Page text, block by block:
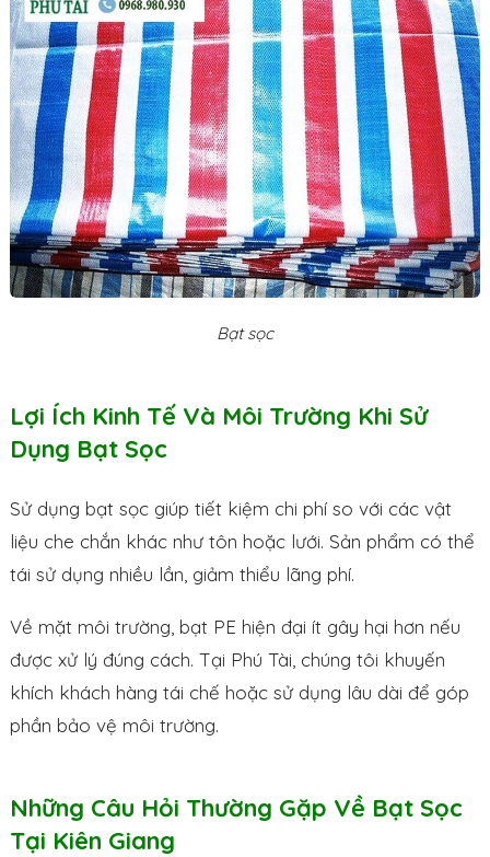
Bạt sọc
Lợi Ích Kinh Tế Và Môi Trường Khi Sử
Dụng Bạt Sọc
Sử dụng bạt sọc giúp tiết kiệm chi phí so với các vật
liệu che chắn khác như tôn hoặc lưới. Sản phẩm có thể
tái sử dụng nhiều lần, giảm thiểu lãng phí.
Về mặt môi trường, bạt PE hiện đại ít gây hại hơn nếu
được xử lý đúng cách. Tại Phú Tài, chúng tôi khuyến
khích khách hàng tái chế hoặc sử dụng lâu dài để góp
phần bảo vệ môi trường.
Những Câu Hỏi Thường Gặp Về Bạt Sọc
Tại Kiên Giang